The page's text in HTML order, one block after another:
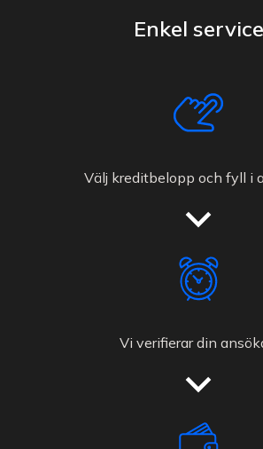
Enkel service
Välj kreditbelopp och fyll i
Vi verifierar din